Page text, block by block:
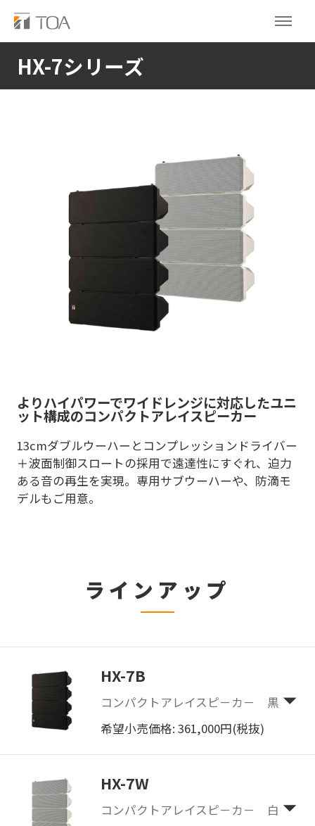
HX-7シリーズ
よりハイパワーでワイドレンジに対応したユニ
ット構成のコンパクトアレイスピーカー
13cmダブルウーハーとコンプレッションドライバー
＋波面制御スロートの採用で遠達性にすぐれ、迫力
ある音の再生を実現。専用サブウーハーや、防滴モ
デルもご用意。
ラインアップ
HX-7B
コンパクトアレイスピ－カ－ 黒
希望小売価格: 361,000円(税抜)
HX-7W
コンパクトアレイスピ－カ－ 白